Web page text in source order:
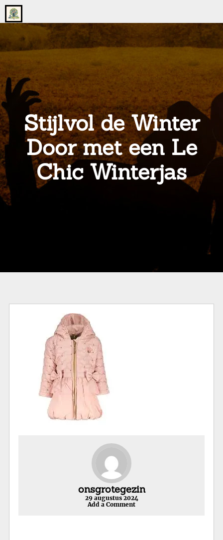
Go
to
home
page
onsgrotegezin.nl
Stijlvol de Winter
Door met een Le
Chic Winterjas
onsgrotegezin
29 augustus 2024
Add a Comment